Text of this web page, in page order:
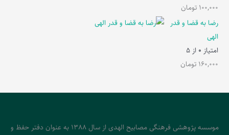
100,000 تومان
رضا به قضا و قدر
الهی
امتیاز 0 از 5
160,000 تومان
موسسه پژوهشی فرهنگی مصابیح الهدی از سال 1388 به عنوان دفتر حفظ و